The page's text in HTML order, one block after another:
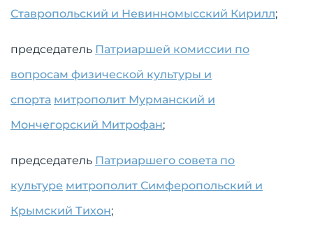
Ставропольский и Невинномысский Кирилл;
председатель Патриаршей комиссии по
вопросам физической культуры и
спорта митрополит Мурманский и
Мончегорский Митрофан;
председатель Патриаршего совета по
культуре митрополит Симферопольский и
Крымский Тихон;